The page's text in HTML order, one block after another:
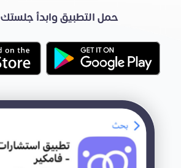
حمل التطبيق وابدأ جلستك